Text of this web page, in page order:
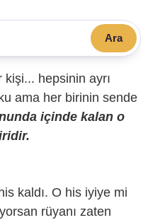
Ara
hepsinin ayrı
ama her birinin sende
içinde kalan o
kaldı. O his iyiye mi
rüyanı zaten